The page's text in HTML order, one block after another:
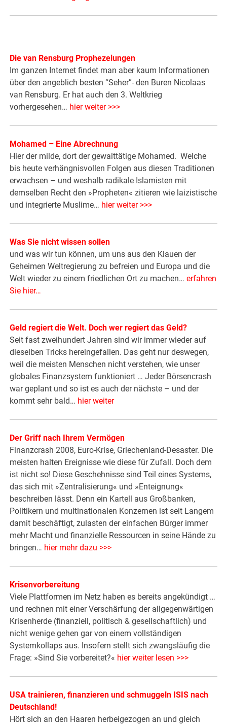
Die van Rensburg Prophezeiungen
Im ganzen Internet findet man aber kaum Informationen
über den angeblich besten “Seher”- den Buren Nicolaas
van Rensburg. Er hat auch den 3. Weltkrieg
vorhergesehen… hier weiter >>>
Mohamed – Eine Abrechnung
Hier der milde, dort der gewalttätige Mohamed. Welche
bis heute verhängnisvollen Folgen aus diesen Traditionen
erwachsen – und weshalb radikale Islamisten mit
demselben Recht den »Propheten« zitieren wie laizistische
und integrierte Muslime… hier weiter >>>
Was Sie nicht wissen sollen
und was wir tun können, um uns aus den Klauen der
Geheimen Weltregierung zu befreien und Europa und die
Welt wieder zu einem friedlichen Ort zu machen…erfahren
Sie hier…
Geld regiert die Welt. Doch wer regiert das Geld?
Seit fast zweihundert Jahren sind wir immer wieder auf
dieselben Tricks hereingefallen. Das geht nur deswegen,
weil die meisten Menschen nicht verstehen, wie unser
globales Finanzsystem funktioniert … Jeder Börsencrash
war geplant und so ist es auch der nächste – und der
kommt sehr bald… hier weiter
Der Griff nach Ihrem Vermögen
Finanzcrash 2008, Euro-Krise, Griechenland-Desaster. Die
meisten halten Ereignisse wie diese für Zufall. Doch dem
ist nicht so! Diese Geschehnisse sind Teil eines Systems,
das sich mit »Zentralisierung« und »Enteignung«
beschreiben lässt. Denn ein Kartell aus Großbanken,
Politikern und multinationalen Konzernen ist seit Langem
damit beschäftigt, zulasten der einfachen Bürger immer
mehr Macht und finanzielle Ressourcen in seine Hände zu
bringen… hier mehr dazu >>>
Krisenvorbereitung
Viele Plattformen im Netz haben es bereits angekündigt …
und rechnen mit einer Verschärfung der allgegenwärtigen
Krisenherde (finanziell, politisch & gesellschaftlich) und
nicht wenige gehen gar von einem vollständigen
Systemkollaps aus. Insofern stellt sich zwangsläufig die
Frage: »Sind Sie vorbereitet?« hier weiter lesen >>>
USA trainieren, finanzieren und schmuggeln ISIS nach
Deutschland!
Hört sich an den Haaren herbeigezogen an und gleich